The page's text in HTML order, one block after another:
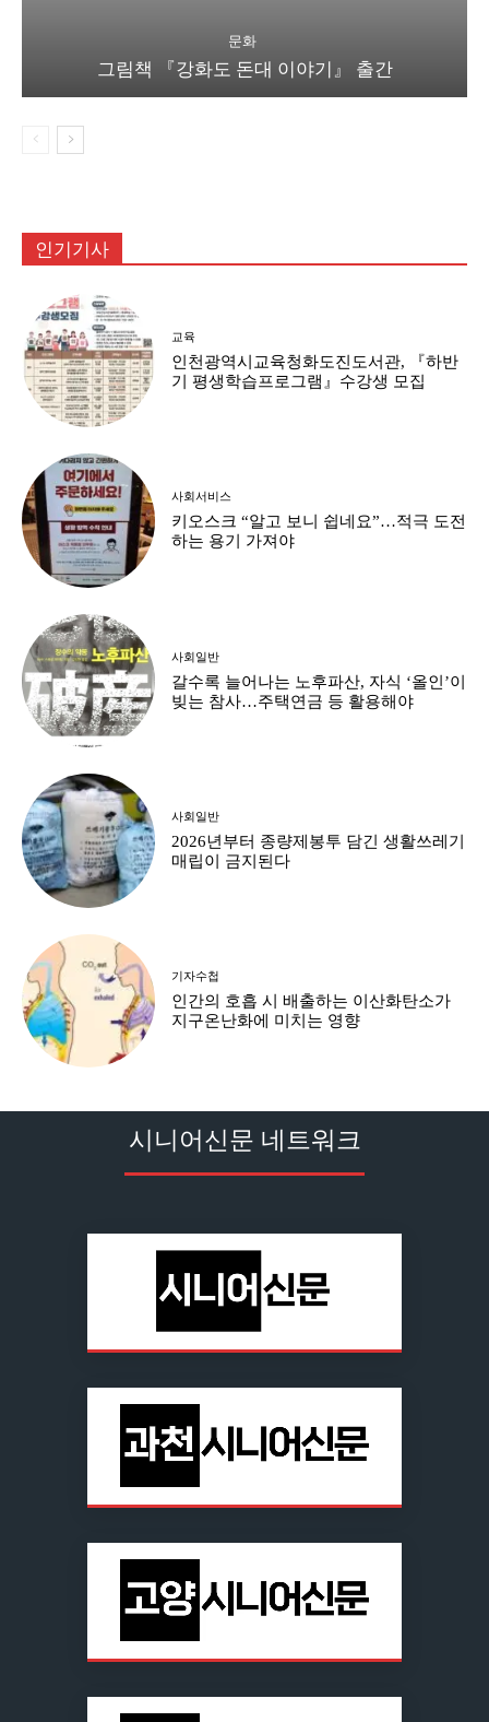
문화
그림책 『강화도 돈대 이야기』 출간
인기기사
교육
인천광역시교육청화도진도서관, 『하반
기 평생학습프로그램』수강생 모집
사회서비스
키오스크 “알고 보니 쉽네요”…적극 도전
하는 용기 가져야
사회일반
갈수록 늘어나는 노후파산, 자식 ‘올인’이
빚는 참사…주택연금 등 활용해야
사회일반
2026년부터 종량제봉투 담긴 생활쓰레기
매립이 금지된다
기자수첩
인간의 호흡 시 배출하는 이산화탄소가
지구온난화에 미치는 영향
시니어신문 네트워크